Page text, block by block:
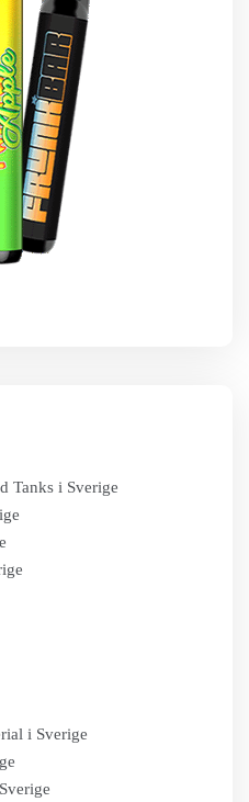
Tanks i Sverige
i Sverige